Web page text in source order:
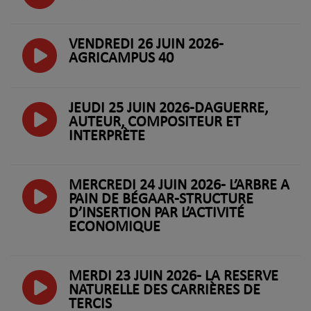
VENDREDI 26 JUIN 2026-
AGRICAMPUS 40
JEUDI 25 JUIN 2026-DAGUERRE,
AUTEUR, COMPOSITEUR ET
INTERPRÈTE
MERCREDI 24 JUIN 2026- L’ARBRE À
PAIN DE BÉGAAR-STRUCTURE
D’INSERTION PAR L’ACTIVITÉ
ECONOMIQUE
MERDI 23 JUIN 2026- LA RÉSERVE
NATURELLE DES CARRIÈRES DE
TERCIS